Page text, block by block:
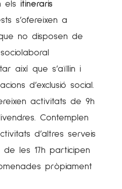
els itineraris
s’ofereixen a
no disposen de
així que s’aïllin i
d’exclusió social.
activitats de 9h
Contemplen
d’altres serveis
les 17h participen
pròpiament